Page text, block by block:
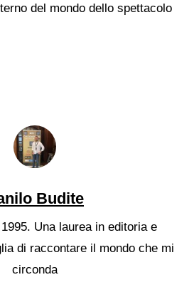
del mondo dello spettacolo
Budite
Una laurea in editoria e
di raccontare il mondo che mi
circonda